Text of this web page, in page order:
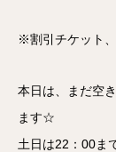
※割引チケット
本日は、まだ空
ます☆
土日は22：00ま